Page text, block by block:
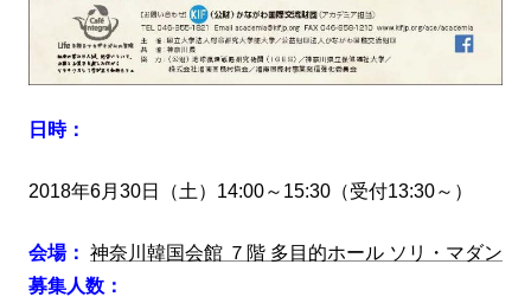
日時：
2018年6月30日（土）14:00～15:30（受付13:30～）
会場： 神奈川韓国会館 ７階 多目的ホール ソリ・マダン
募集人数：